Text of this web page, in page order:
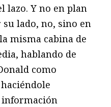
lazo. Y no en plan
su lado, no, sino en
misma cabina de
hablando de
como
información